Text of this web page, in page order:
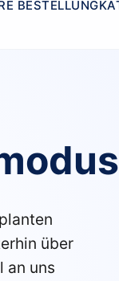
BESTELLUNG
über
an uns